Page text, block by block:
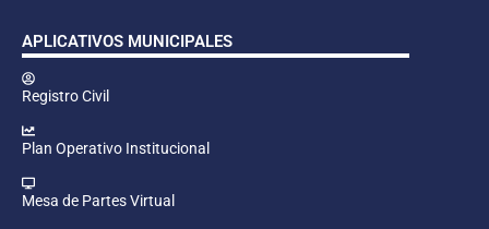
APLICATIVOS MUNICIPALES
Registro Civil
Plan Operativo Institucional
Mesa de Partes Virtual